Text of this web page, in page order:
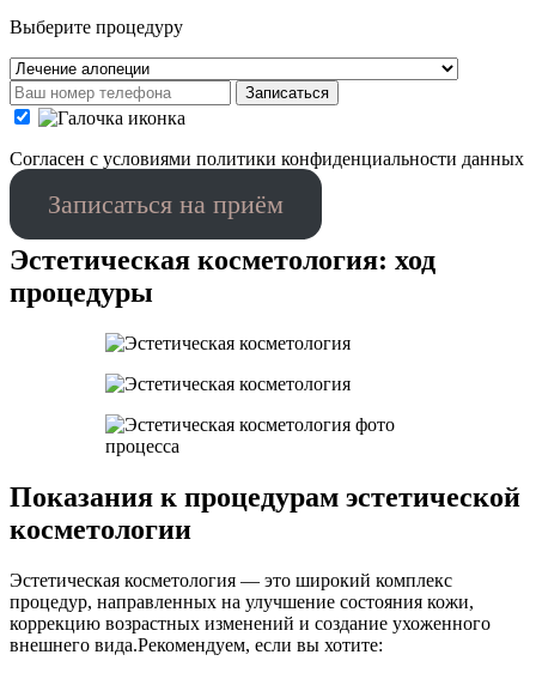
Выберите процедуру
Записаться
Cогласен с условиями политики конфиденциальности данных
Записаться на приём
Эстетическая косметология: ход
процедуры
Показания к процедурам эстетической
косметологии
Эстетическая косметология — это широкий комплекс
процедур, направленных на улучшение состояния кожи,
коррекцию возрастных изменений и создание ухоженного
внешнего вида.Рекомендуем, если вы хотите: